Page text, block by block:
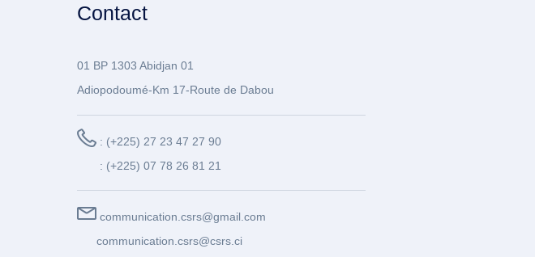
Contact
01 BP 1303 Abidjan 01
Adiopodoumé-Km 17-Route de Dabou
: (+225) 27 23 47 27 90
: (+225) 07 78 26 81 21
communication.csrs@gmail.com
communication.csrs@csrs.ci